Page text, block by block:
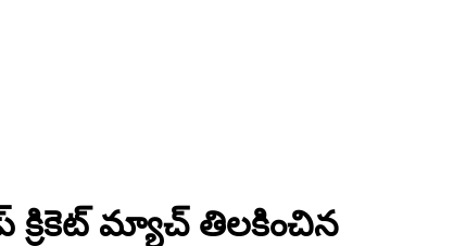
క్రికెట్ మ్యాచ్ తిలకించిన